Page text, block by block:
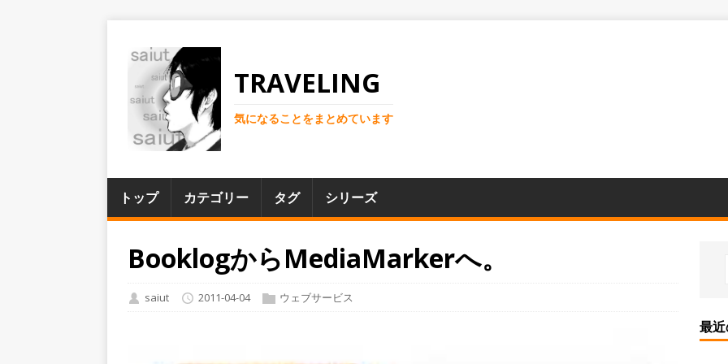
TRAVELING
気になることをまとめています
トップ カテゴリー タグ シリーズ
BooklogからMediaMarkerへ。
saiut 2011-04-04 ウェブサービス
最